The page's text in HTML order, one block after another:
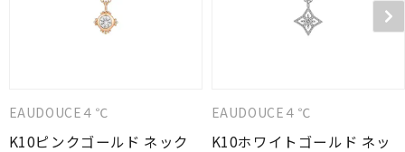
EAUDOUCE４℃
K10ピンクゴールド ネック
EAUDOUCE４℃
K10ホワイトゴールド ネッ